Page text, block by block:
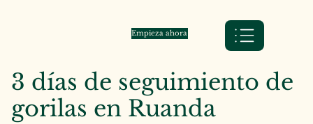
Empieza ahora
3 días de seguimiento de
gorilas en Ruanda